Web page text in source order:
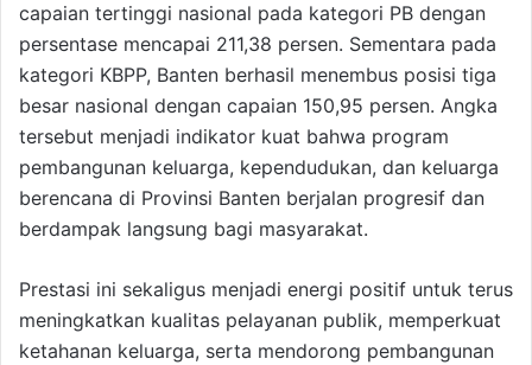
capaian tertinggi nasional pada kategori PB dengan
persentase mencapai 211,38 persen. Sementara pada
kategori KBPP, Banten berhasil menembus posisi tiga
besar nasional dengan capaian 150,95 persen. Angka
tersebut menjadi indikator kuat bahwa program
pembangunan keluarga, kependudukan, dan keluarga
berencana di Provinsi Banten berjalan progresif dan
berdampak langsung bagi masyarakat.
Prestasi ini sekaligus menjadi energi positif untuk terus
meningkatkan kualitas pelayanan publik, memperkuat
ketahanan keluarga, serta mendorong pembangunan